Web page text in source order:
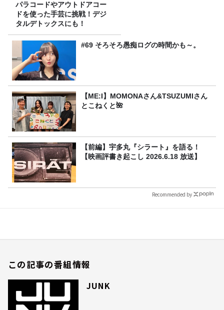
パラコードやアウトドアコー
ドを使った手芸に挑戦！デジ
タルデトックスにも！
#69 そろそろ愚痴ログの時間かも～。
【ME:I】MOMONAさん&TSUZUMIさん
とこねくと🌺
【前編】宇多丸『シラート』を語る！
【映画評書き起こし 2026.6.18 放送】
Recommended by
この記事の番組情報
JUNK